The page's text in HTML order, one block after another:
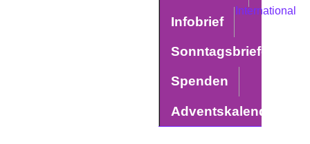
International
Infobrief
Sonntagsbriefe
Spenden
Adventskalender